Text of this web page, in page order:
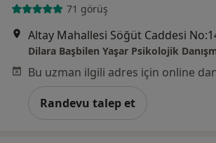
71 görüş
Dilara Başbilen Yaşar Psikolojik
Randevu talep et